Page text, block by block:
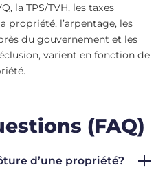
la TPS/TVH, les taxes
propriété, l’arpentage, les
du gouvernement et les
varient en fonction de
(FAQ)
d’une propriété?